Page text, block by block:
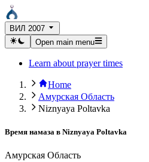
ВИЛ 2007
Open main menu
Learn about prayer times
Home
Амурская Область
Niznyaya Poltavka
Время намаза в Niznyaya Poltavka
Амурская Область